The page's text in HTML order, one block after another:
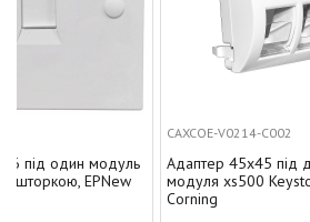
модуль
EPNew
CAXCOE-V0214-C002
Адаптер 45x45 під два
модуля xs500 Keystone,